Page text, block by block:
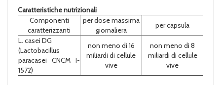
Caratteristiche nutrizionali
Componenti
caratterizzanti
per dose massima
giornaliera
per capsula
L. casei DG
(Lactobacillus
paracasei CNCM I-
1572)
non meno di 16
miliardi di cellule
vive
non meno di 8
miliardi di cellule
vive